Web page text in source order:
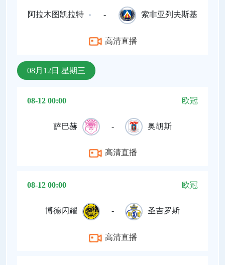
阿拉木图凯拉特 - 索非亚列夫斯基
高清直播
08月12日 星期三
08-12 00:00 欧冠
萨巴赫 - 奥胡斯
高清直播
08-12 00:00 欧冠
博德闪耀 - 圣吉罗斯
高清直播